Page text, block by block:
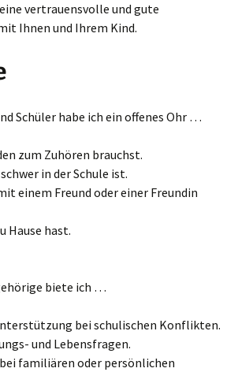
vertrauensvolle und gute
Ihnen und Ihrem Kind.
Schüler habe ich ein offenes Ohr …
zum Zuhören brauchst.
in der Schule ist.
einem Freund oder einer Freundin
Hause hast.
biete ich …
bei schulischen Konflikten.
und Lebensfragen.
familiären oder persönlichen